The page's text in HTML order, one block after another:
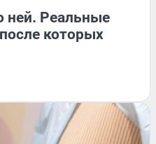
ней. Реальные
которых